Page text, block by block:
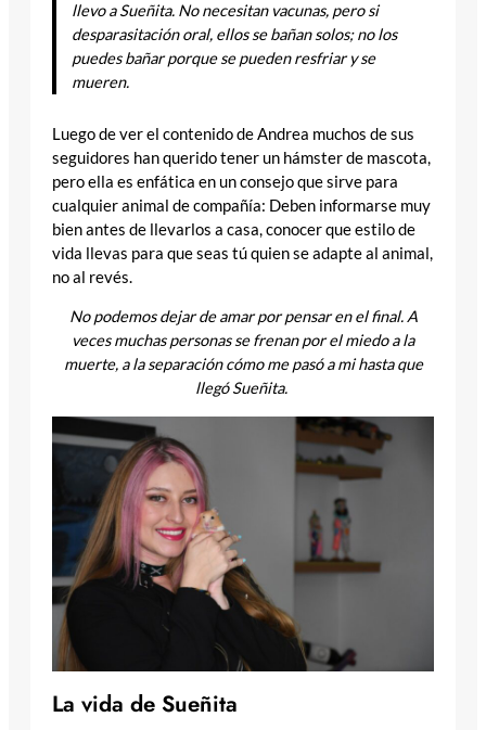
llevo a Sueñita. No necesitan vacunas, pero si
desparasitación oral, ellos se bañan solos; no los
puedes bañar porque se pueden resfriar y se
mueren.
Luego de ver el contenido de Andrea muchos de sus
seguidores han querido tener un hámster de mascota,
pero ella es enfática en un consejo que sirve para
cualquier animal de compañía: Deben informarse muy
bien antes de llevarlos a casa, conocer que estilo de
vida llevas para que seas tú quien se adapte al animal,
no al revés.
No podemos dejar de amar por pensar en el final. A
veces muchas personas se frenan por el miedo a la
muerte, a la separación cómo me pasó a mi hasta que
llegó Sueñita.
La vida de Sueñita